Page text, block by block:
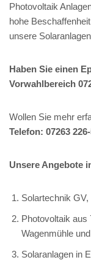
Photovoltaik
hohe
unsere
Haben Sie einen
Vorwahlbereich
Wollen Sie mehr
Telefon: 07263
Unsere Angebote
Solartechnik GV,
Photovoltaik aus
Wagenmühle
Solaranlagen in